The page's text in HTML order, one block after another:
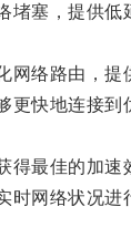
塞，提供低
络路由，提
快地连接到
最佳的加速
网络状况进